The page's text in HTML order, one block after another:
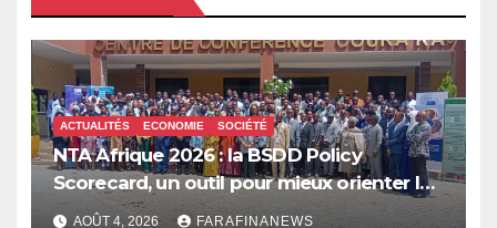
ACTUALITÉS ECONOMIE SOCIÉTÉ
NTA Afrique 2026 : la BSDD Policy
Scorecard, un outil pour mieux orienter les
dépenses publiques
AOÛT 4, 2026 FARAFINANEWS